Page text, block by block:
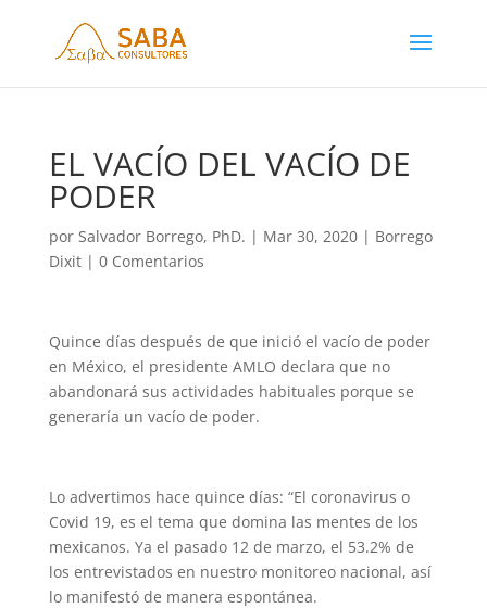
EL VACÍO DEL VACÍO DE
PODER
por Salvador Borrego, PhD. | Mar 30, 2020| Borrego
Dixit| 0 Comentarios
Quince días después de que inició el vacío de poder
en México, el presidente AMLO declara que no
abandonará sus actividades habituales porque se
generaría un vacío de poder.
Lo advertimos hace quince días: “El coronavirus o
Covid 19, es el tema que domina las mentes de los
mexicanos. Ya el pasado 12 de marzo, el 53.2% de
los entrevistados en nuestro monitoreo nacional, así
lo manifestó de manera espontánea.